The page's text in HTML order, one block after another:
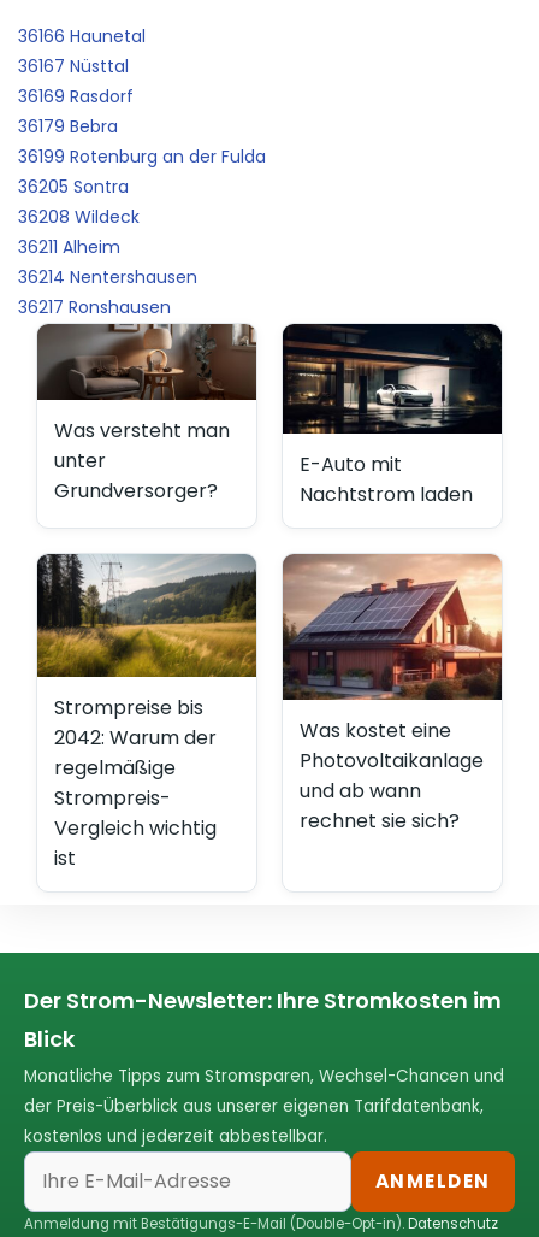
36166 Haunetal
36167 Nüsttal
36169 Rasdorf
36179 Bebra
36199 Rotenburg an der Fulda
36205 Sontra
36208 Wildeck
36211 Alheim
36214 Nentershausen
36217 Ronshausen
Was versteht man
unter
Grundversorger?
E-Auto mit
Nachtstrom laden
Strompreise bis
2042: Warum der
regelmäßige
Strompreis-
Vergleich wichtig
ist
Was kostet eine
Photovoltaikanlage
und ab wann
rechnet sie sich?
Der Strom-Newsletter: Ihre Stromkosten im
Blick
Monatliche Tipps zum Stromsparen, Wechsel-Chancen und
der Preis-Überblick aus unserer eigenen Tarifdatenbank,
kostenlos und jederzeit abbestellbar.
ANMELDEN
Anmeldung mit Bestätigungs-E-Mail (Double-Opt-in).Datenschutz